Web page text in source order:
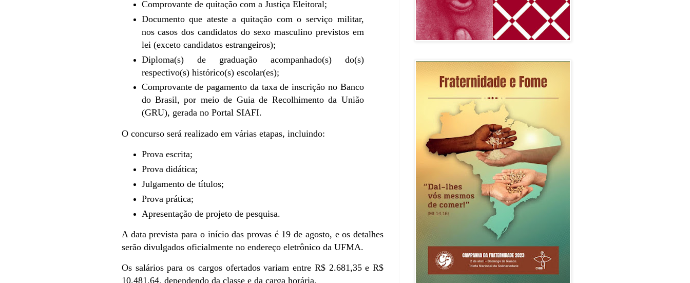
Comprovante de quitação com a Justiça Eleitoral;
Documento que ateste a quitação com o serviço militar,
nos casos dos candidatos do sexo masculino previstos em
lei (exceto candidatos estrangeiros);
Diploma(s) de graduação acompanhado(s) do(s)
respectivo(s) histórico(s) escolar(es);
Comprovante de pagamento da taxa de inscrição no Banco
do Brasil, por meio de Guia de Recolhimento da União
(GRU), gerada no Portal SIAFI.
O concurso será realizado em várias etapas, incluindo:
Prova escrita;
Prova didática;
Julgamento de títulos;
Prova prática;
Apresentação de projeto de pesquisa.
A data prevista para o início das provas é 19 de agosto, e os detalhes
serão divulgados oficialmente no endereço eletrônico da UFMA.
Os salários para os cargos ofertados variam entre R$ 2.681,35 e R$
10.481,64, dependendo da classe e da carga horária.